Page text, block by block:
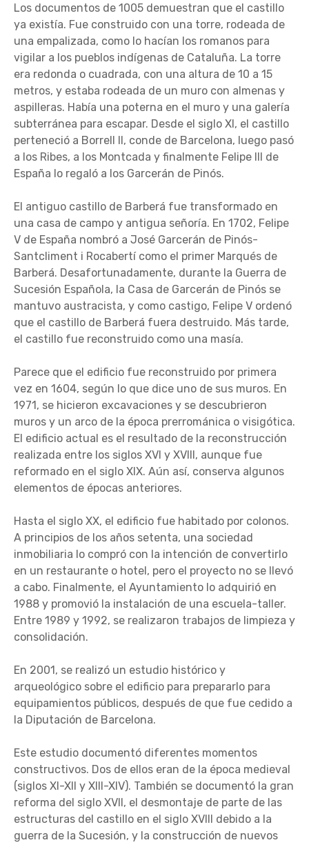
Los documentos de 1005 demuestran que el castillo
ya existía. Fue construido con una torre, rodeada de
una empalizada, como lo hacían los romanos para
vigilar a los pueblos indígenas de Cataluña. La torre
era redonda o cuadrada, con una altura de 10 a 15
metros, y estaba rodeada de un muro con almenas y
aspilleras. Había una poterna en el muro y una galería
subterránea para escapar. Desde el siglo XI, el castillo
perteneció a Borrell II, conde de Barcelona, luego pasó
a los Ribes, a los Montcada y finalmente Felipe III de
España lo regaló a los Garcerán de Pinós.
El antiguo castillo de Barberá fue transformado en
una casa de campo y antigua señoría. En 1702, Felipe
V de España nombró a José Garcerán de Pinós-
Santcliment i Rocabertí como el primer Marqués de
Barberá. Desafortunadamente, durante la Guerra de
Sucesión Española, la Casa de Garcerán de Pinós se
mantuvo austracista, y como castigo, Felipe V ordenó
que el castillo de Barberá fuera destruido. Más tarde,
el castillo fue reconstruido como una masía.
Parece que el edificio fue reconstruido por primera
vez en 1604, según lo que dice uno de sus muros. En
1971, se hicieron excavaciones y se descubrieron
muros y un arco de la época prerrománica o visigótica.
El edificio actual es el resultado de la reconstrucción
realizada entre los siglos XVI y XVIII, aunque fue
reformado en el siglo XIX. Aún así, conserva algunos
elementos de épocas anteriores.
Hasta el siglo XX, el edificio fue habitado por colonos.
A principios de los años setenta, una sociedad
inmobiliaria lo compró con la intención de convertirlo
en un restaurante o hotel, pero el proyecto no se llevó
a cabo. Finalmente, el Ayuntamiento lo adquirió en
1988 y promovió la instalación de una escuela-taller.
Entre 1989 y 1992, se realizaron trabajos de limpieza y
consolidación.
En 2001, se realizó un estudio histórico y
arqueológico sobre el edificio para prepararlo para
equipamientos públicos, después de que fue cedido a
la Diputación de Barcelona.
Este estudio documentó diferentes momentos
constructivos. Dos de ellos eran de la época medieval
(siglos XI-XII y XIII-XIV). También se documentó la gran
reforma del siglo XVII, el desmontaje de parte de las
estructuras del castillo en el siglo XVIII debido a la
guerra de la Sucesión, y la construcción de nuevos